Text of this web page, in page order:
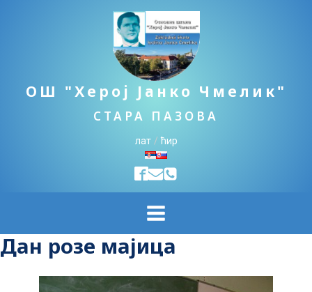
ОШ "Херој Јанко Чмелик"
СТАРА ПАЗОВА
лат/ћир
Дан розе мајица